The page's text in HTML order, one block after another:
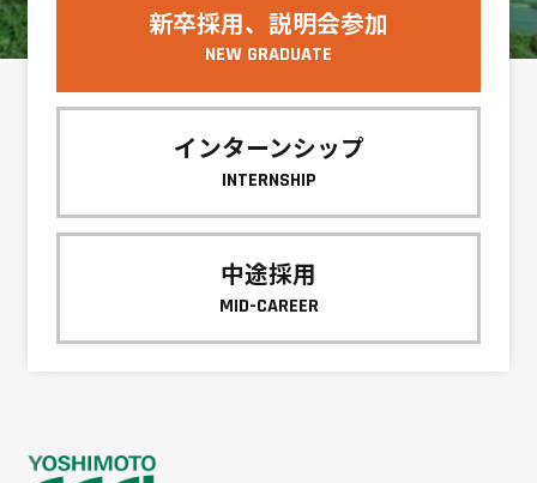
新卒採用、説明会参加
NEW GRADUATE
インターンシップ
INTERNSHIP
中途採用
MID-CAREER